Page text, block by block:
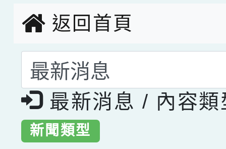
返回首頁
選擇後頁面內容會更
最新消息 / 內容類
新聞類型